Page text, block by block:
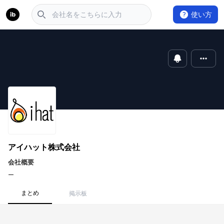
使い方
アイハット株式会社
会社概要
ー
まとめ 掲示板